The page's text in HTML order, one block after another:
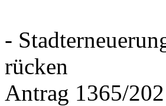
-
rücken
Antrag 1365/